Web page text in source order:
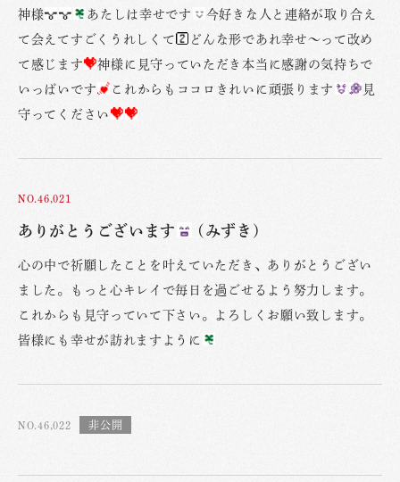
神様 あたしは幸せです
今好きな人と連絡が取り合え
て会えてすごくうれしくて
どんな形であれ幸せ〜って改め
て感じます
神様に見守っていただき本当に感謝の気持ちで
いっぱいです
これからもココロきれいに頑張ります
見
守ってください
NO.46,021
ありがとうございます (みずき)
心の中で祈願したことを叶えていただき、ありがとうござい
ました。もっと心キレイで毎日を過ごせるよう努力します。
これからも見守っていて下さい。よろしくお願い致します。
皆様にも幸せが訪れますように
NO.46,022